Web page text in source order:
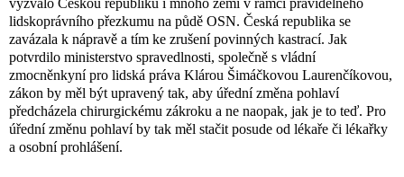
vyzvalo Českou republiku i mnoho zemí v rámci pravidelného
lidskoprávního přezkumu na půdě OSN. Česká republika se
zavázala k nápravě a tím ke zrušení povinných kastrací. Jak
potvrdilo ministerstvo spravedlnosti, společně s vládní
zmocněnkyní pro lidská práva Klárou Šimáčkovou Laurenčíkovou,
zákon by měl být upravený tak, aby úřední změna pohlaví
předcházela chirurgickému zákroku a ne naopak, jak je to teď. Pro
úřední změnu pohlaví by tak měl stačit posude od lékaře či lékařky
a osobní prohlášení.